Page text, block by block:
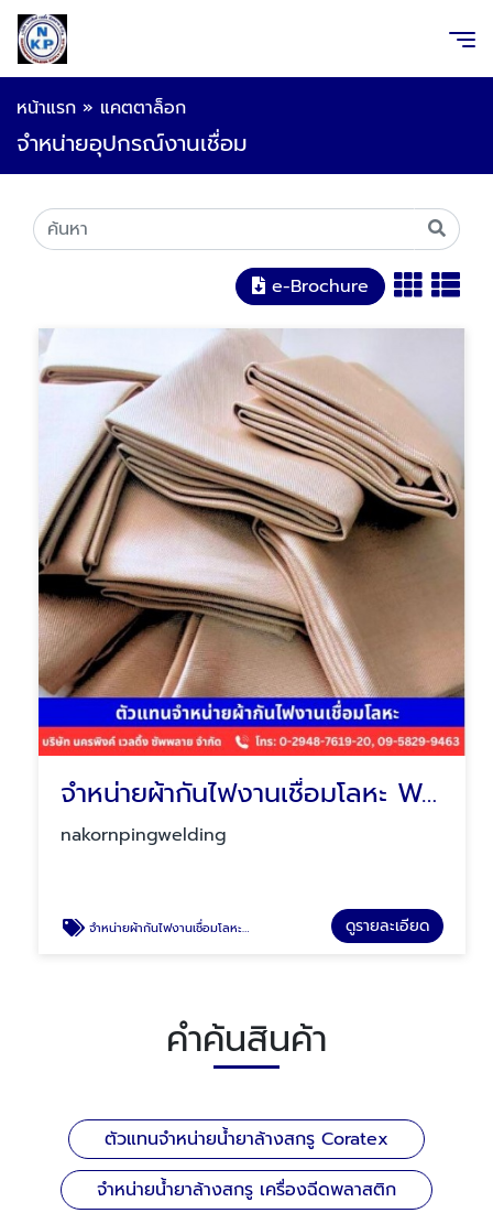
หน้าแรก » แคตตาล็อก
จำหน่ายอุปกรณ์งานเชื่อม
e-Brochure
จำหน่ายผ้ากันไฟงานเชื่อมโลหะ Welding blankets
nakornpingwelding
จำหน่ายผ้ากันไฟงานเชื่อมโลหะ Welding blankets ดูรายละเอียด
คำค้นสินค้า
ตัวแทนจำหน่ายน้ำยาล้างสกรู Coratex
จำหน่ายน้ำยาล้างสกรู เครื่องฉีดพลาสติก